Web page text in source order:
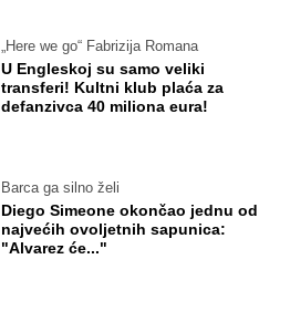
„Here we go“ Fabrizija Romana
U Engleskoj su samo veliki
transferi! Kultni klub plaća za
defanzivca 40 miliona eura!
Barca ga silno želi
Diego Simeone okončao jednu od
najvećih ovoljetnih sapunica:
"Alvarez će..."